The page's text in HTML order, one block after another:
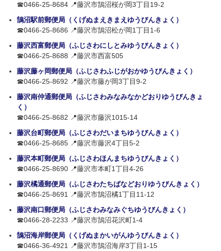
☎0466-25-8684 📍藤沢市鵠沼桜が岡3丁目19-2
鵠沼駅前郵便局（くげぬまえきまえゆうびんきょく）
☎0466-25-8686 📍藤沢市鵠沼松が岡1丁目1-6
藤沢西富郵便局（ふじさわにしとみゆうびんきょく）
☎0466-25-8688 📍藤沢市西富505
藤沢藤ヶ岡郵便局（ふじさわふじがおかゆうびんきょく）
☎0466-25-8692 📍藤沢市藤が岡3丁目9-2
藤沢南仲通郵便局（ふじさわみなみなかどおりゆうびんきょ
く）
☎0466-25-8682 📍藤沢市藤沢1015-14
藤沢台町郵便局（ふじさわだいまちゆうびんきょく）
☎0466-25-8685 📍藤沢市藤沢4丁目5-2
藤沢本町郵便局（ふじさわほんまちゆうびんきょく）
☎0466-25-8690 📍藤沢市本町1丁目4-26
藤沢橘通郵便局（ふじさわたちばなどおりゆうびんきょく）
☎0466-25-8691 📍藤沢市鵠沼橘1丁目11-12
藤沢南口郵便局（ふじさわみなみぐちゆうびんきょく）
☎0466-28-2233 📍藤沢市鵠沼花沢町1-4
鵠沼海岸郵便局（くげぬまかいがんゆうびんきょく）
☎0466-36-4921 📍藤沢市鵠沼海岸3丁目1-15